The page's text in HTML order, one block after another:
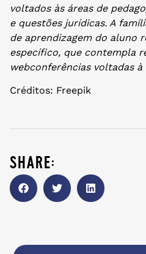
voltados às áreas de
e questões jurídicas. A
de aprendizagem do aluno
específico, que contempla
webconferências voltadas à
Créditos: Freepik
share: